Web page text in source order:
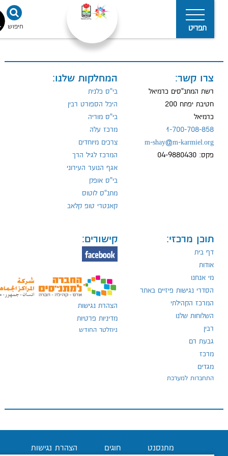
תפריט חיפוש
צרו קשר:
רשת המתנ"סים כרמיאל
חטיבת יפתח 200
כרמיאל
1-700-708-858
m-shay@m-karmiel.org
פקס: 04-9880430
המחלקות שלנו:
בי"ס כלנית
היכל הספורט רבין
בי"ס מוריה
מרכז עלה
צרכים מיוחדים
המרכז לגיל הרך
אגף הנוער העירוני
בי"ס אופק
מתנ"ס לוטוס
קאנטרי טופ קלאב
תוכן מרכזי:
דף בית
אודות
מי אנחנו
הסדרי נגישות פיזיים באתר
המרכז הקהילתי
השלוחות שלנו
גבעת רם
מרכז
מגדים
התחברות למערכת
קישורים:
הצהרת נגישות
מדיניות פרטיות
ניוזלטר החודש
מתנסנט חוגים הצהרת נגישות